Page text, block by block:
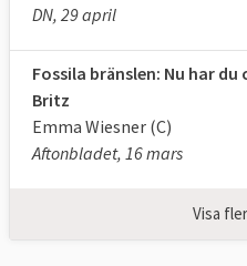
DN, 29 april
Fossila bränslen: Nu har
Britz
Emma Wiesner (C)
Aftonbladet, 16 mars
Visa